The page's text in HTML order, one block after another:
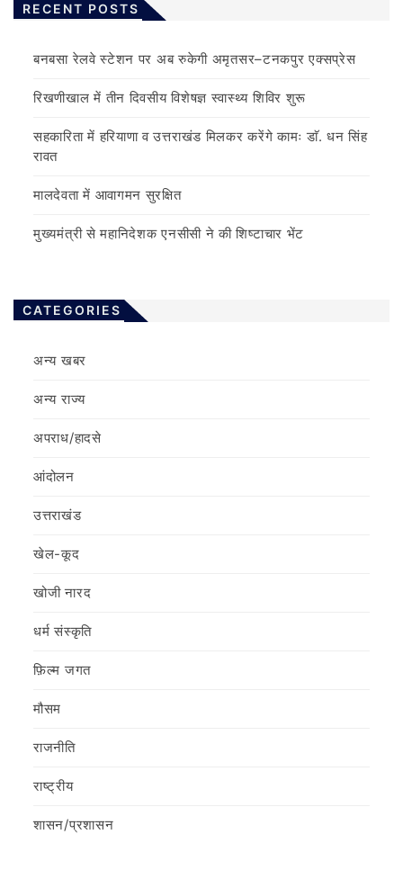
RECENT POSTS
बनबसा रेलवे स्टेशन पर अब रुकेगी अमृतसर–टनकपुर एक्सप्रेस
रिखणीखाल में तीन दिवसीय विशेषज्ञ स्वास्थ्य शिविर शुरू
सहकारिता में हरियाणा व उत्तराखंड मिलकर करेंगे कामः डाॅ. धन सिंह
रावत
मालदेवता में आवागमन सुरक्षित
मुख्यमंत्री से महानिदेशक एनसीसी ने की शिष्टाचार भेंट
CATEGORIES
अन्य खबर
अन्य राज्य
अपराध/हादसे
आंदोलन
उत्तराखंड
खेल-कूद
खोजी नारद
धर्म संस्कृति
फ़िल्‍म जगत
मौसम
राजनीति
राष्ट्रीय
शासन/प्रशासन